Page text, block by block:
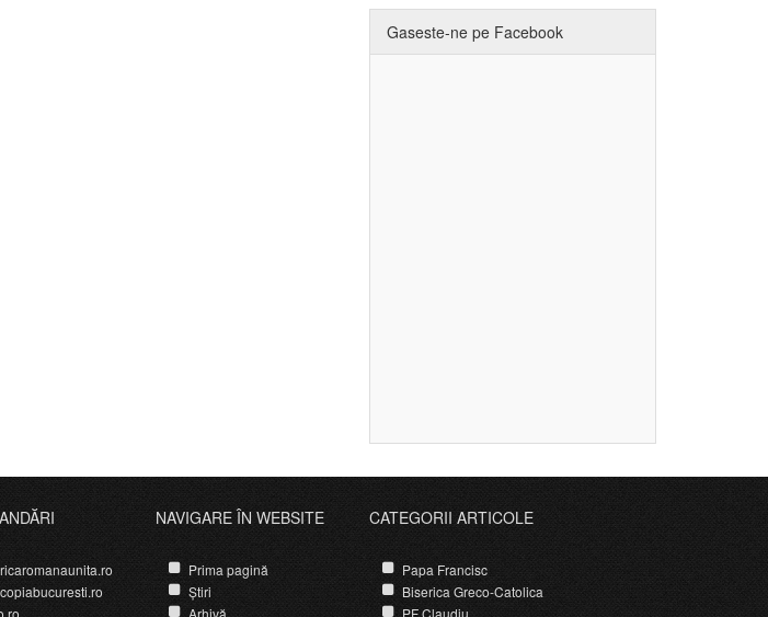
Gaseste-ne pe Facebook
NAVIGARE ÎN WEBSITE
Prima pagină
Știri
Arhivă
CATEGORII ARTICOLE
Papa Francisc
Biserica Greco-Catolica
PF Claudiu